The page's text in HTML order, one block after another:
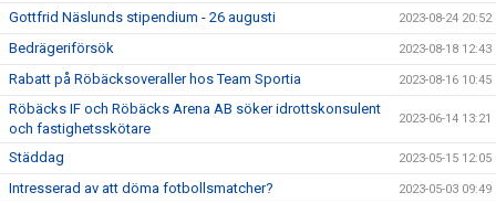
Gottfrid Näslunds stipendium - 26 augusti 2023-08-24 20:52
Bedrägeriförsök 2023-08-18 12:43
Rabatt på Röbäcksoveraller hos Team Sportia 2023-08-16 10:45
Röbäcks IF och Röbäcks Arena AB söker idrottskonsulent
och fastighetsskötare
2023-06-14 13:21
Städdag 2023-05-15 12:05
Intresserad av att döma fotbollsmatcher? 2023-05-03 09:49